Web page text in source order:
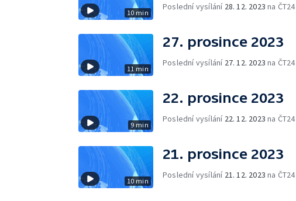
10 min
Poslední vysílání 28. 12. 2023 na ČT24
11 min
27. prosince 2023
Poslední vysílání 27. 12. 2023 na ČT24
9 min
22. prosince 2023
Poslední vysílání 22. 12. 2023 na ČT24
10 min
21. prosince 2023
Poslední vysílání 21. 12. 2023 na ČT24